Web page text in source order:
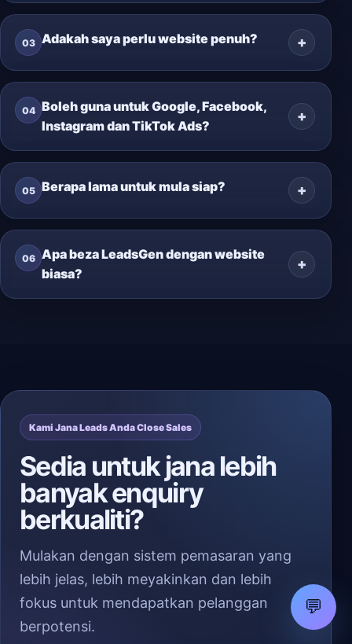
03 Adakah saya perlu website penuh?
04 Boleh guna untuk Google, Facebook,
Instagram dan TikTok Ads?
05 Berapa lama untuk mula siap?
06 Apa beza LeadsGen dengan website
biasa?
Kami Jana Leads Anda Close Sales
Sedia untuk jana lebih
banyak enquiry
berkualiti?
Mulakan dengan sistem pemasaran yang
lebih jelas, lebih meyakinkan dan lebih
fokus untuk mendapatkan pelanggan
berpotensi.
💬